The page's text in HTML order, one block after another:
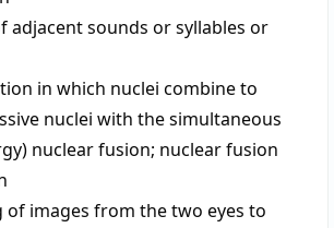
adjacent sounds or syllables or
in which nuclei combine to
nuclei with the simultaneous
nuclear fusion; nuclear fusion
of images from the two eyes to